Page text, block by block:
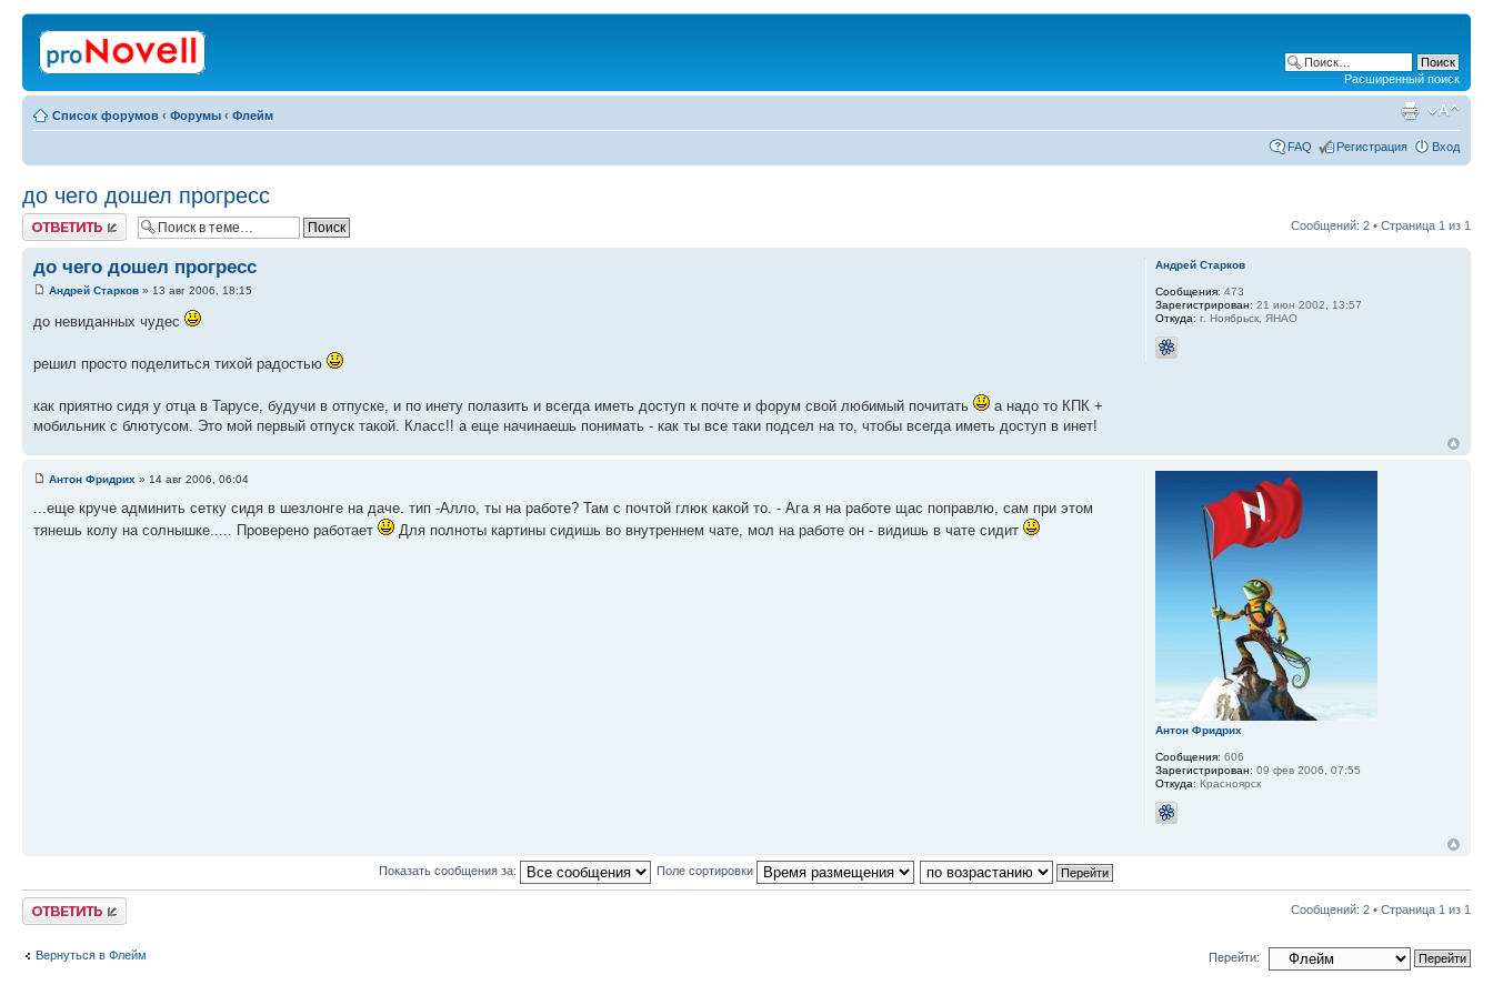
Расширенный поиск
Список форумов ‹ Форумы ‹ Флейм
FAQ Регистрация Вход
до чего дошел прогресс
Ответить Сообщений: 2 • Страница 1 из 1
до чего дошел прогресс
Андрей Старков » 13 авг 2006, 18:15
до невиданных чудес
решил просто поделиться тихой радостью
как приятно сидя у отца в Тарусе, будучи в отпуске, и по инету полазить и всегда иметь доступ к почте и форум свой любимый почитать
а надо то КПК +
мобильник с блютусом. Это мой первый отпуск такой. Класс!! а еще начинаешь понимать - как ты все таки подсел на то, чтобы всегда иметь доступ в инет!
Андрей Старков
Сообщения: 473
Зарегистрирован: 21 июн 2002, 13:57
Откуда: г. Ноябрьск, ЯНАО
Антон Фридрих » 14 авг 2006, 06:04
...еще круче админить сетку сидя в шезлонге на даче. тип -Алло, ты на работе? Там с почтой глюк какой то. - Ага я на работе щас поправлю, сам при этом
тянешь колу на солнышке..... Проверено работает
Для полноты картины сидишь во внутреннем чате, мол на работе он - видишь в чате сидит
Антон Фридрих
Сообщения: 606
Зарегистрирован: 09 фев 2006, 07:55
Откуда: Красноярск
Показать сообщения за: Поле сортировки
Ответить Сообщений: 2 • Страница 1 из 1
Вернуться в Флейм Перейти: